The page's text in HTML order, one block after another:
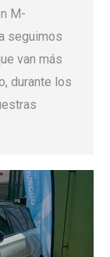
M-
seguimos
van más
durante los